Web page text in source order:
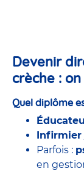
Devenir
crèche :
Quel diplôme
Infirmier
Parfois :
en